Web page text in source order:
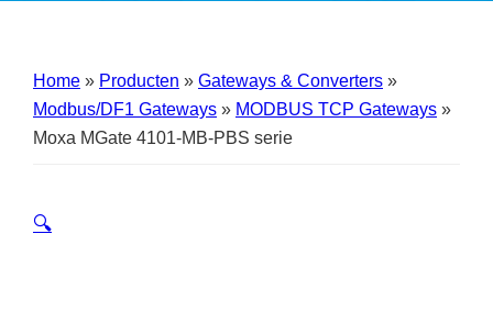
Home » Producten » Gateways & Converters »
Modbus/DF1 Gateways » MODBUS TCP Gateways »
Moxa MGate 4101-MB-PBS serie
🔍